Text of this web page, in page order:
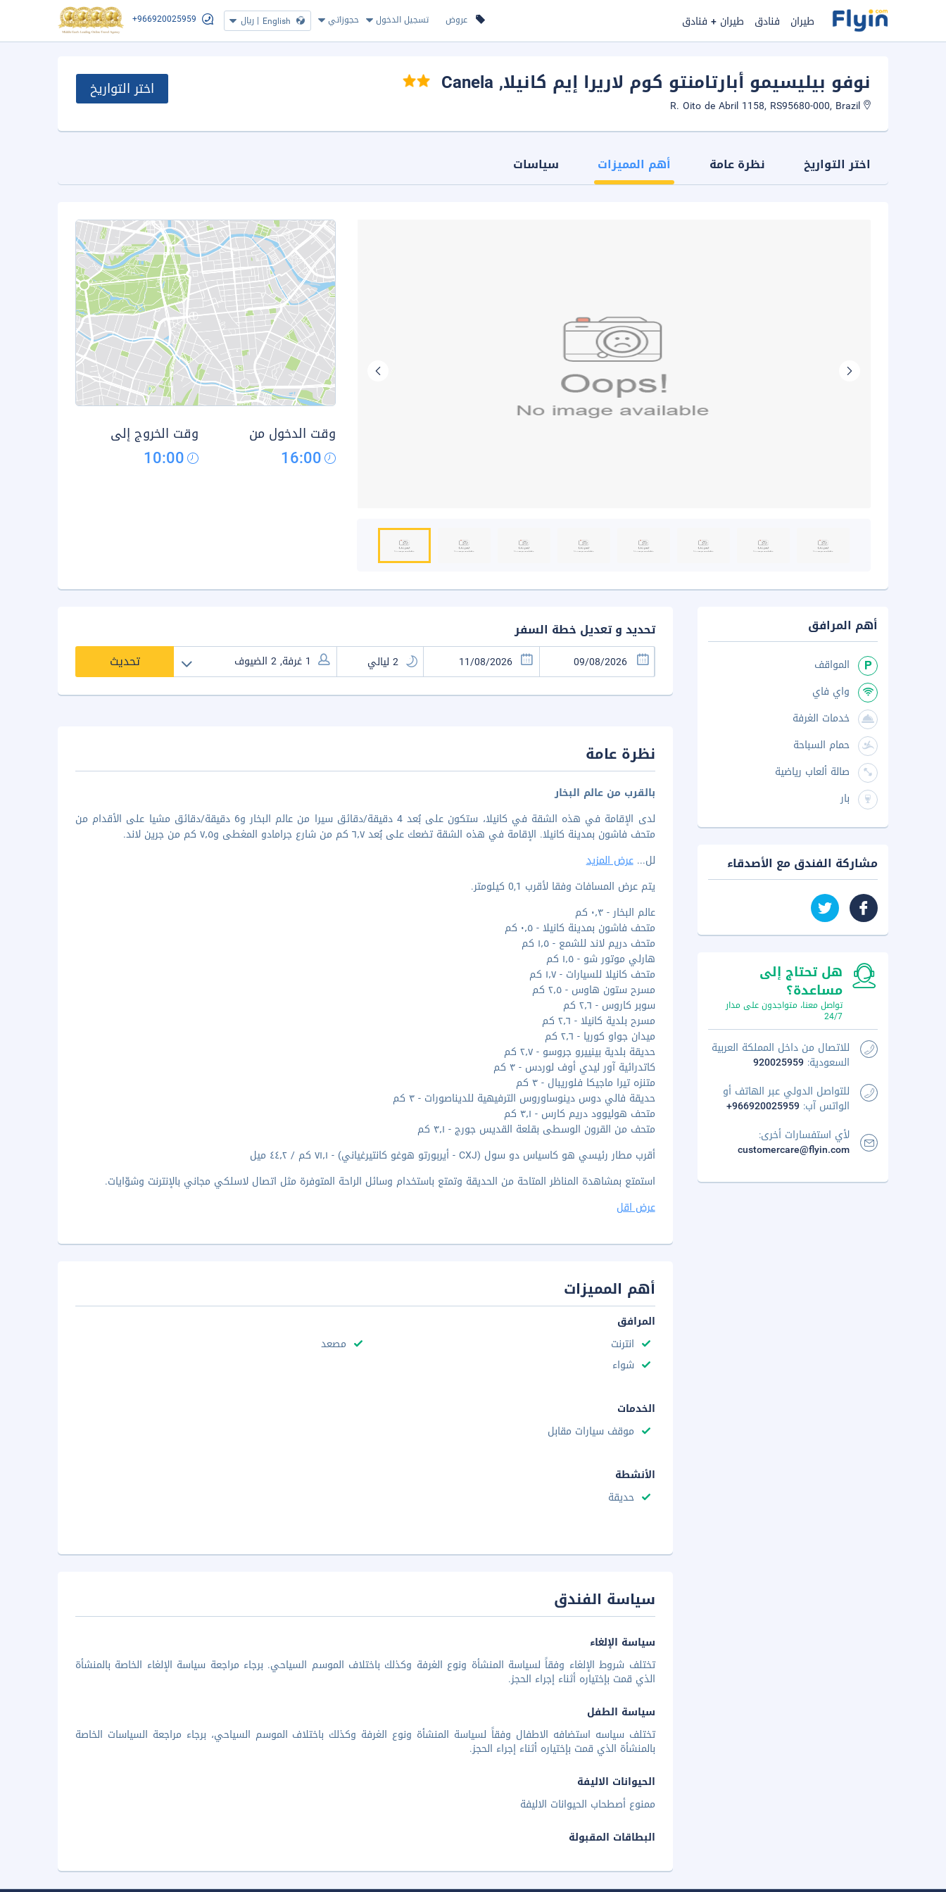
عروض تسجيل الدخول حجوزاتي English
| ريال +966920025959 طيران فنادق طيران + فنادق
نوفو بيليسيمو أبارتامنتو كوم لاريرا إيم كانيلا, Canela اختر التواريخ
اختر التواريخ نظرة عامة أهم المميزات سياسات
وقت الدخول من
16:00
وقت الخروج إلى
10:00
تحديد و تعديل خطة السفر
تحديث
نظرة عامة
بالقرب من عالم البخار
لدى الإقامة في هذه الشقة في كانيلا، ستكون على بُعد 4 دقيقة/دقائق سيرا من عالم البخار و6 دقيقة/دقائق مشيا على الأقدام من
متحف فاشون بمدينة كانيلا. الإقامة في هذه الشقة تضعك على بُعد ٦٫٧ كم من شارع جرامادو المغطى و٧٫٥ كم من جرين لاند.
لل...عرض المزيد
يتم عرض المسافات وفقا لأقرب 0,1 كيلومتر.
عالم البخار - ٠٫٣ كم
متحف فاشون بمدينة كانيلا - ٠٫٥ كم
متحف دريم لاند للشمع - ١٫٥ كم
هارلي موتور شو - ١٫٥ كم
متحف كانيلا للسيارات - ١٫٧ كم
مسرح ستون هاوس - ٢٫٥ كم
سوبر كاروس - ٢٫٦ كم
مسرح بلدية كانيلا - ٢٫٦ كم
ميدان جواو كوريا - ٢٫٦ كم
حديقة بلدية بينييرو جروسو - ٢٫٧ كم
كاتدرائية آور ليدي أوف لوردس - ٣ كم
متنزه تيرا ماجيكا فلوريبال - ٣ كم
حديقة فالي دوس دينوساوروس الترفيهية للديناصورات - ٣ كم
متحف هوليوود دريم كارس - ٣٫١ كم
متحف من القرون الوسطى بقلعة القديس جورج - ٣٫١ كم
أقرب مطار رئيسي هو كاسياس دو سول (CXJ - أيربورتو هوغو كانتيرغياني) - ٧١٫١ كم / ٤٤٫٢ ميل
استمتع بمشاهدة المناظر المتاحة من الحديقة وتمتع باستخدام وسائل الراحة المتوفرة مثل اتصال لاسلكي مجاني بالإنترنت وشوّايات.
عرض اقل
أهم المميزات
المرافق
انترنت
مصعد
شواء
الخدمات
موقف سيارات مقابل
الأنشطة
حديقة
سياسة الفندق
سياسة الإلغاء
تختلف شروط الإلغاء وفقاً لسياسة المنشأة ونوع الغرفة وكذلك باختلاف الموسم السياحي. برجاء مراجعة سياسة الإلغاء الخاصة بالمنشأة
الذي قمت بإختياره أثناء إجراء الحجز.
سياسة الطفل
تختلف سياسه استضافه الاطفال وفقاً لسياسة المنشأة ونوع الغرفة وكذلك باختلاف الموسم السياحي، برجاء مراجعة السياسات الخاصة
بالمنشأة الذي قمت بإختياره أثناء إجراء الحجز.
الحيوانات الاليفة
ممنوع أصطحاب الحيوانات الاليفة
البطاقات المقبولة
أهم المرافق
المواقف
واي فاي
خدمات الغرفة
حمام السباحة
صالة ألعاب رياضية
بار
مشاركة الفندق مع الأصدقاء
هل تحتاج إلى
مساعدة؟
تواصل معنا، متواجدون على مدار
24/7
للاتصال من داخل المملكة العربية
السعودية: 920025959
للتواصل الدولي عبر الهاتف أو
الواتس آب: +966920025959
لأي استفسارات أخرى:
customercare@flyin.com